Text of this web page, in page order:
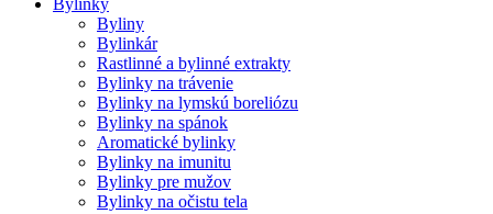
Byliny
Bylinkár
Rastlinné a bylinné extrakty
Bylinky na trávenie
Bylinky na lymskú boreliózu
Bylinky na spánok
Aromatické bylinky
Bylinky na imunitu
Bylinky pre mužov
Bylinky na očistu tela